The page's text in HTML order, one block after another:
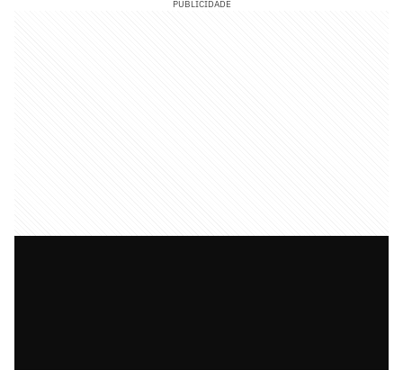
PUBLICIDADE